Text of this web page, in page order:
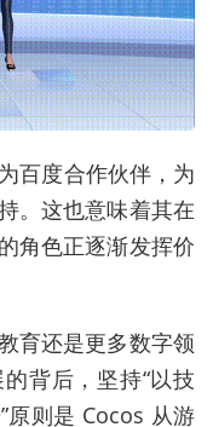
百度合作伙伴，为
。这也意味着其在
角色正逐渐发挥价
育还是更多数字领
背后，坚持“以技
原则是 Cocos 从游